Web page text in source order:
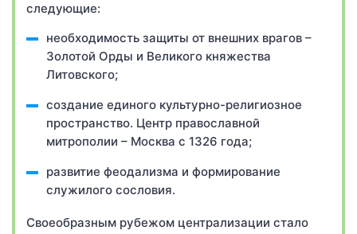
следующие:
необходимость защиты от внешних врагов –
Золотой Орды и Великого княжества
Литовского;
создание единого культурно-религиозное
пространство. Центр православной
митрополии – Москва с 1326 года;
развитие феодализма и формирование
служилого сословия.
Своеобразным рубежом централизации стало